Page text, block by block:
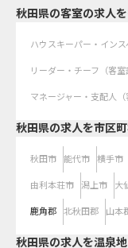
秋田県の客室の求人
ハウスキーパー・インス
リーダー・チーフ（客室
マネージャー・支配人（
秋田県の求人を市区
秋田市 能代市 横手市
由利本荘市 潟上市 大
鹿角郡 北秋田郡 山本
秋田県の求人を温泉